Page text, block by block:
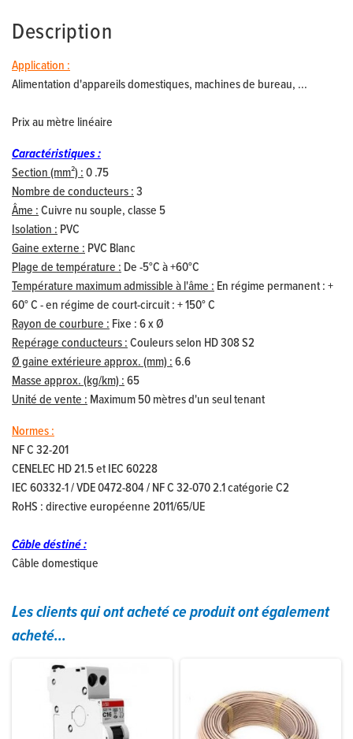
Description
Application :
Alimentation d'appareils domestiques, machines de bureau, ...
Prix au mètre linéaire
Caractéristiques :
Section (mm²) :0 .75
Nombre de conducteurs :3
Âme :Cuivre nu souple, classe 5
Isolation : PVC
Gaine externe : PVC Blanc
Plage de température : De -5°C à +60°C
Température maximum admissible à l'âme : En régime permanent : +
60° C - en régime de court-circuit : + 150° C
Rayon de courbure : Fixe : 6 x Ø
Repérage conducteurs :Couleurs selon HD 308 S2
Ø gaine extérieure approx. (mm) :6.6
Masse approx. (kg/km) :65
Unité de vente : Maximum 50 mètres d'un seul tenant
Normes :
NF C 32-201
CENELEC HD 21.5 et IEC 60228
IEC 60332-1 / VDE 0472-804 / NF C 32-070 2.1 catégorie C2
RoHS : directive européenne 2011/65/UE
Câble déstiné :
Câble domestique
Les clients qui ont acheté ce produit ont également
acheté...